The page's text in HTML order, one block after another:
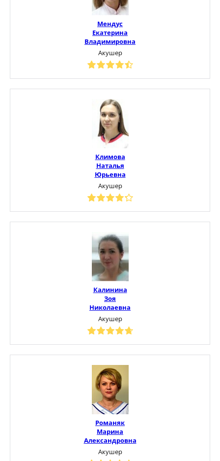
Мендус
Екатерина
Владимировна
Акушер
Климова
Наталья
Юрьевна
Акушер
Калинина
Зоя
Николаевна
Акушер
Романяк
Марина
Александровна
Акушер